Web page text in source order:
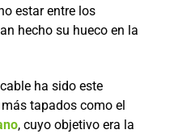
estar entre los
hecho su hueco en la
ha sido este
tapados como el
, cuyo objetivo era la